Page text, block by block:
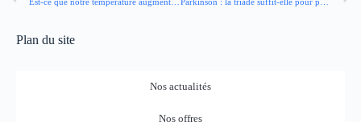
Plan du site
Nos actualités
Nos offres